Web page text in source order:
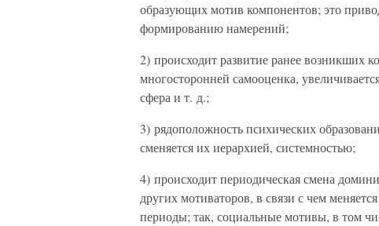
образующих мотив компонентов; это
формированию намерений;
2) происходит развитие ранее возникших
многосторонней самооценка,
сфера и т. д.;
3) рядоположность психических
сменяется их иерархией, системностью;
4) происходит периодическая смена
других мотиваторов, в связи с чем
периоды; так, социальные мотивы, в том